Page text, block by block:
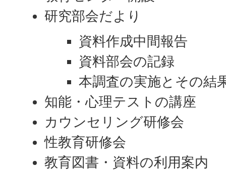
研究部会だより
資料作成中間報告
資料部会の記録
本調査の実施とその結
知能・心理テストの講座
カウンセリング研修会
性教育研修会
教育図書・資料の利用案内